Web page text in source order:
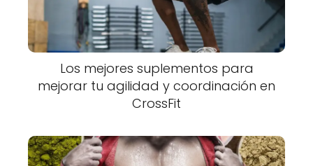
Los mejores suplementos para
mejorar tu agilidad y coordinación en
CrossFit